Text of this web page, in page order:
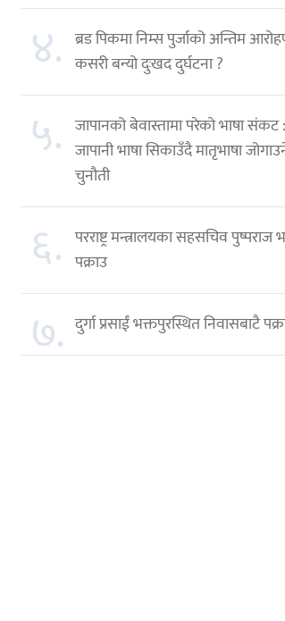
४. ब्रड पिकमा निम्स पुर्जाको अन्तिम
कसरी बन्यो दुःखद दुर्घटना ?
५. जापानको बेवास्तामा परेको भाषा संकट :
जापानी भाषा सिकाउँदै मातृभाषा
चुनौती
६. परराष्ट्र मन्त्रालयका सहसचिव पुष्पराज
पक्राउ
७. दुर्गा प्रसाईं भक्तपुरस्थित निवासबाटै